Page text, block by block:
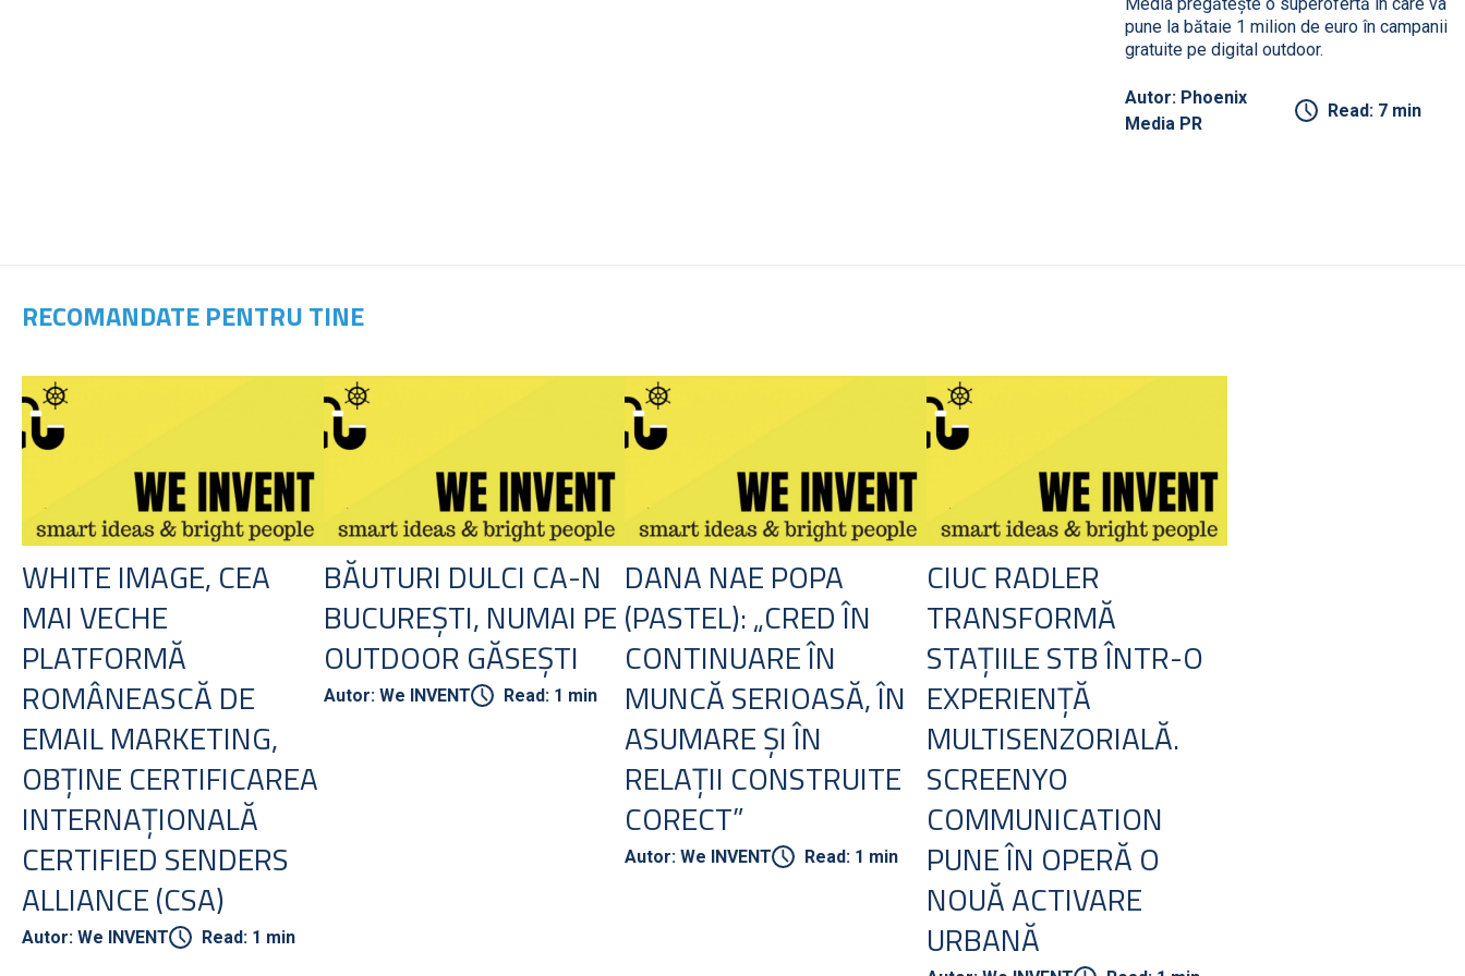
pune la bătaie 1 milion de euro în campanii
gratuite pe digital outdoor.
Autor: Phoenix
Media PR
Read: 7 min
RECOMANDATE PENTRU TINE
WHITE IMAGE, CEA
MAI VECHE
PLATFORMĂ
ROMÂNEASCĂ DE
EMAIL MARKETING,
OBȚINE CERTIFICAREA
INTERNAȚIONALĂ
CERTIFIED SENDERS
ALLIANCE (CSA)
Autor: We INVENT Read: 1 min
BĂUTURI DULCI CA-N
BUCUREȘTI, NUMAI PE
OUTDOOR GĂSEȘTI
Autor: We INVENT Read: 1 min
DANA NAE POPA
(PASTEL): „CRED ÎN
CONTINUARE ÎN
MUNCĂ SERIOASĂ, ÎN
ASUMARE ȘI ÎN
RELAȚII CONSTRUITE
CORECT”
Autor: We INVENT Read: 1 min
CIUC RADLER
TRANSFORMĂ
STAȚIILE STB ÎNTR-O
EXPERIENȚĂ
MULTISENZORIALĂ.
SCREENYO
COMMUNICATION
PUNE ÎN OPERĂ O
NOUĂ ACTIVARE
URBANĂ